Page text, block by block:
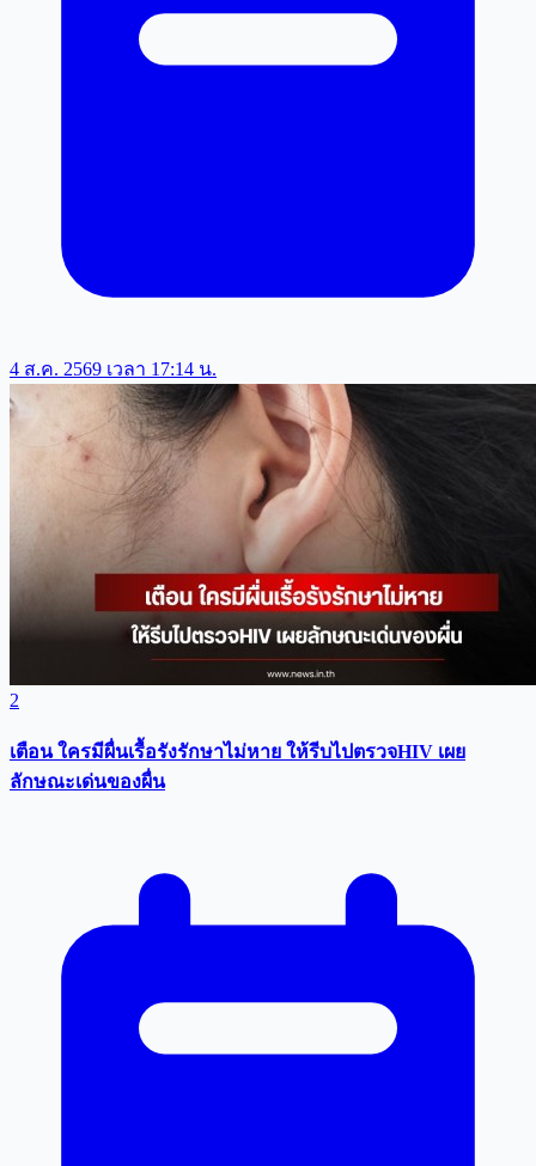
4 ส.ค. 2569 เวลา 17:14 น.
2
เตือน ใครมีผื่นเรื้อรังรักษาไม่หาย ให้รีบไปตรวจHIV เผย
ลักษณะเด่นของผื่น